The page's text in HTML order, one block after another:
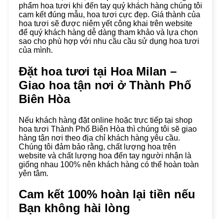
phẩm hoa tươi khi đến tay quý khách hàng chúng tôi
cam kết đúng mẫu, hoa tươi cực đẹp. Giá thành của
hoa tươi sẽ được niêm yết công khai trên website
để quý khách hàng dễ dàng tham khảo và lựa chọn
sao cho phù hợp với nhu cầu cầu sử dụng hoa tươi
của mình.
Đặt hoa tươi tại Hoa Milan –
Giao hoa tận nơi ở Thành Phố
Biên Hòa
Nếu khách hàng đặt online hoặc trực tiếp tại shop
hoa tươi Thành Phố Biên Hòa thì chúng tôi sẽ giao
hàng tận nơi theo địa chỉ khách hàng yêu cầu.
Chúng tôi đảm bảo rằng, chất lượng hoa trên
website và chất lượng hoa đến tay người nhận là
giống nhau 100% nên khách hàng có thể hoàn toàn
yên tâm.
Cam kết 100% hoàn lại tiền nếu
Bạn không hài lòng